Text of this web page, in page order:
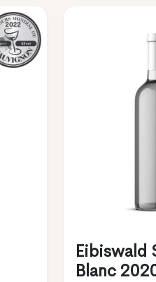
Eibiswald
Blanc